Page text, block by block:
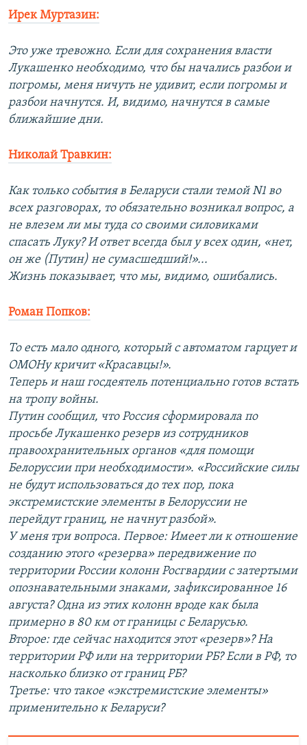
Ирек Муртазин:
Это уже тревожно. Если для сохранения власти
Лукашенко необходимо, что бы начались разбои и
погромы, меня ничуть не удивит, если погромы и
разбои начнутся. И, видимо, начнутся в самые
ближайшие дни.
Николай Травкин:
Как только события в Беларуси стали темой N1 во
всех разговорах, то обязательно возникал вопрос, а
не влезем ли мы туда со своими силовиками
спасать Луку? И ответ всегда был у всех один, «нет,
он же (Путин) не сумасшедший!»...
Жизнь показывает, что мы, видимо, ошибались.
Роман Попков:
То есть мало одного, который с автоматом гарцует и
ОМОНу кричит «Красавцы!».
Теперь и наш госдеятель потенциально готов встать
на тропу войны.
Путин сообщил, что Россия сформировала по
просьбе Лукашенко резерв из сотрудников
правоохранительных органов «для помощи
Белоруссии при необходимости». «Российские силы
не будут использоваться до тех пор, пока
экстремистские элементы в Белоруссии не
перейдут границ, не начнут разбой».
У меня три вопроса. Первое: Имеет ли к отношение
созданию этого «резерва» передвижение по
территории России колонн Росгвардии с затертыми
опознавательными знаками, зафиксированное 16
августа? Одна из этих колонн вроде как была
примерно в 80 км от границы с Беларусью.
Второе: где сейчас находится этот «резерв»? На
территории РФ или на территории РБ? Если в РФ, то
насколько близко от границ РБ?
Третье: что такое «экстремистские элементы»
применительно к Беларуси?